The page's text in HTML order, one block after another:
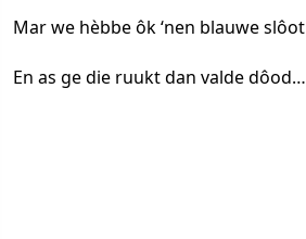
Mar we hèbbe ôk ‘nen blauwe slôot
En as ge die ruukt dan valde dôod…